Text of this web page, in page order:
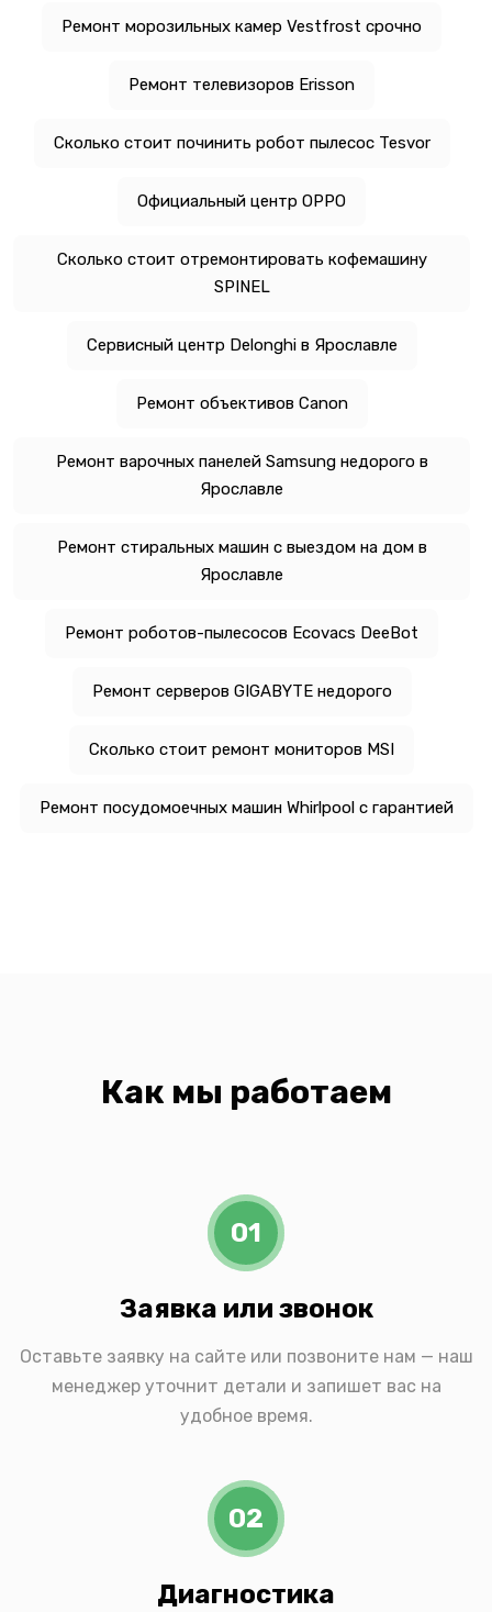
Ремонт морозильных камер Vestfrost срочно
Ремонт телевизоров Erisson
Сколько стоит починить робот пылесос Tesvor
Официальный центр OPPO
Сколько стоит отремонтировать кофемашину
SPINEL
Сервисный центр Delonghi в Ярославле
Ремонт объективов Canon
Ремонт варочных панелей Samsung недорого в
Ярославле
Ремонт стиральных машин с выездом на дом в
Ярославле
Ремонт роботов-пылесосов Ecovacs DeeBot
Ремонт серверов GIGABYTE недорого
Сколько стоит ремонт мониторов MSI
Ремонт посудомоечных машин Whirlpool с гарантией
Как мы работаем
01
Заявка или звонок
Оставьте заявку на сайте или позвоните нам — наш
менеджер уточнит детали и запишет вас на
удобное время.
02
Диагностика